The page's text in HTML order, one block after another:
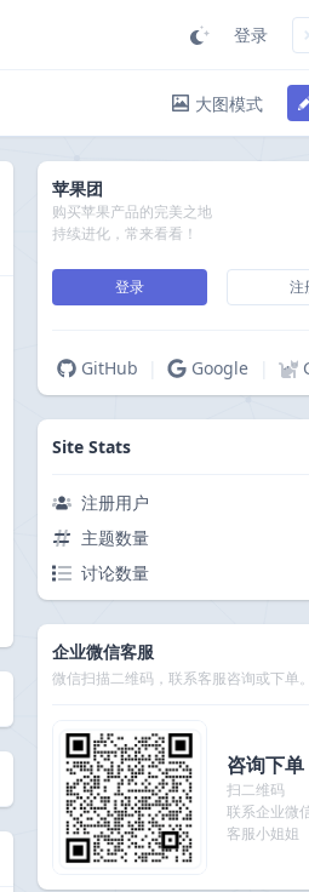
登录
大图模式
苹果团
购买苹果产品的完美之地
持续进化，常来看看！
登录 注
GitHub Google
Site Stats
注册用户
主题数量
讨论数量
企业微信客服
微信扫描二维码，联系客服咨询或下单。
咨询下单
扫二维码
联系企业微
客服小姐姐